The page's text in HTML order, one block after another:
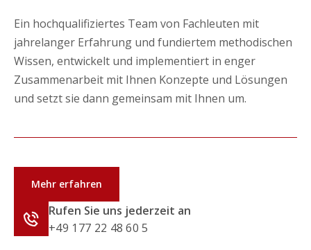
Ein hochqualifiziertes Team von Fachleuten mit
jahrelanger Erfahrung und fundiertem methodischen
Wissen, entwickelt und implementiert in enger
Zusammenarbeit mit Ihnen Konzepte und Lösungen
und setzt sie dann gemeinsam mit Ihnen um.
Mehr erfahren
Rufen Sie uns jederzeit an
+49 177 22 48 60 5